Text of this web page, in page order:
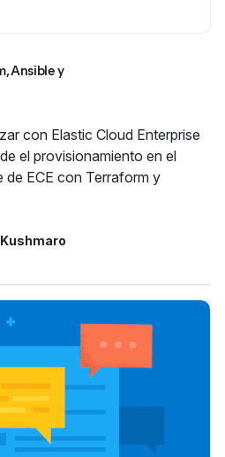
Ansible y
con Elastic Cloud Enterprise
el provisionamiento en el
de ECE con Terraform y